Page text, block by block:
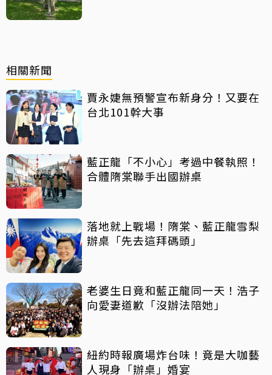
相關新聞
賈永婕無預警宣布新身分！又要在
台北101幹大事
藍正龍「不小心」考過中餐執照！
合體隋棠聯手出國辦桌
落地就上戰場！隋棠、藍正龍雪梨
辦桌「先去這拜碼頭」
老婆生日竟和藍正龍同一天！浩子
向愛妻道歉「沒辦法陪她」
紐約時報廣場炸台味！竟是大咖藝
人現身「辦桌」婚宴